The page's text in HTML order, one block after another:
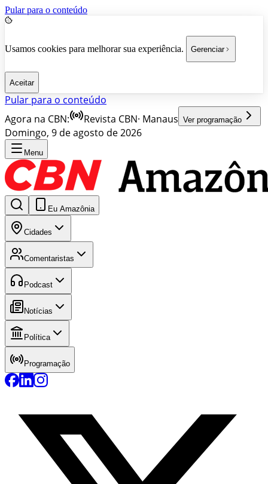
Pular para o conteúdo
Usamos cookies para melhorar sua experiência. Gerenciar
Aceitar
Pular para o conteúdo
Agora na CBN:
Revista CBN· Manaus Ver programação
Domingo, 9 de agosto de 2026
Menu
Eu Amazônia
Cidades
Comentaristas
Podcast
Notícias
Política
Programação